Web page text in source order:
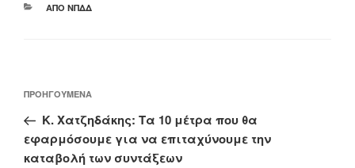
ΚΑΤΗΓΟΡΊΕΣ
ΑΠΌ ΝΠΔΔ
άρθρων
Προηγούμενο
άρθρο
ΠΡΟΗΓΟΎΜΕΝΑ
Κ. Χατζηδάκης: Τα 10 μέτρα που θα
εφαρμόσουμε για να επιταχύνουμε την
καταβολή των συντάξεων